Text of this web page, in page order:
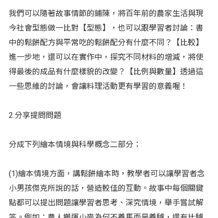
我們可以隨著故事情節的鋪陳，將百年前的農家生活與現
今社會型態做一比對【型態】，也可以跟學習者討論：書
中的鬆餅配方與平常吃的鬆餅配分有什麼不同？【比較】
進一步地，還可以在實作中，探究不同材料的增減，將使
得最後的成品有什麼樣貌的改變？【比例與數量】透過這
一些思維的討論，會讓料理活動更有學習的意義喔！
2.分享提問問題
分成下列繪本情境與科學概念二部分：
(1)繪本情境方面，講鬆餅繪本時，教學者可以讓學習者念
小男孩傑克所說的話，營造較佳的互動。故事中每個關鍵
點都可以提出問題讓學習者思考、深究情境，舉手嘗試解